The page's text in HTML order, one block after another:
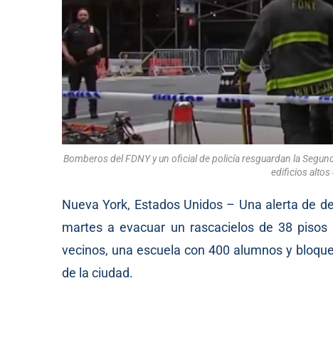
Bomberos del FDNY y un oficial de policía resguardan la
edificios altos
Nueva York, Estados Unidos – Una alerta de
martes a evacuar un rascacielos de 38
vecinos, una escuela con 400 alumnos y
de la ciudad.